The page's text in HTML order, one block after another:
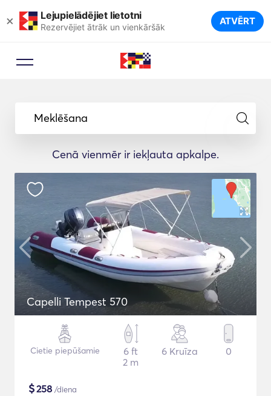
× Lejupielādējiet lietotni
Rezervējiet ātrāk un vienkāršāk ATVĒRT
Meklēšana
Cenā vienmēr ir iekļauta apkalpe.
Capelli Tempest 570
Cietie piepūšamie
6 ft
2 m
6 Kruīza 0
$258 /diena